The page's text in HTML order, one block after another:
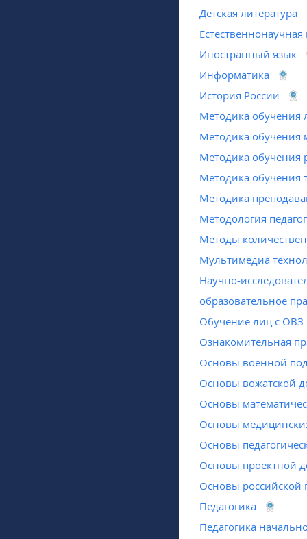
Детская литература
Иностранный язык
Информатика
История России
Методика обучения
Методика обучения
Методика обучения
Методика обучения
Методика
Методология
Методы
Мультимедиа
Научно-
образовательное
Обучение лиц с ОВЗ
Ознакомительная
Основы военной
Основы вожатской
Основы
Основы
Основы
Основы проектной
Основы российской
Педагогика
Педагогика